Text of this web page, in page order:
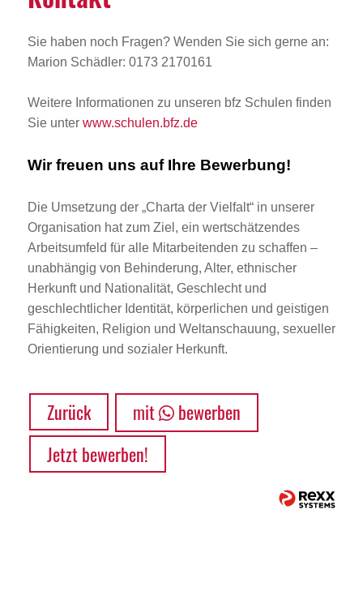
Sie haben noch Fragen? Wenden Sie sich gerne an:
Marion Schädler: 0173 2170161
Weitere Informationen zu unseren bfz Schulen finden
Sie unter www.schulen.bfz.de
Wir freuen uns auf Ihre Bewerbung!
Die Umsetzung der „Charta der Vielfalt“ in unserer
Organisation hat zum Ziel, ein wertschätzendes
Arbeitsumfeld für alle Mitarbeitenden zu schaffen –
unabhängig von Behinderung, Alter, ethnischer
Herkunft und Nationalität, Geschlecht und
geschlechtlicher Identität, körperlichen und geistigen
Fähigkeiten, Religion und Weltanschauung, sexueller
Orientierung und sozialer Herkunft.
Zurück mit
bewerben
Jetzt bewerben!